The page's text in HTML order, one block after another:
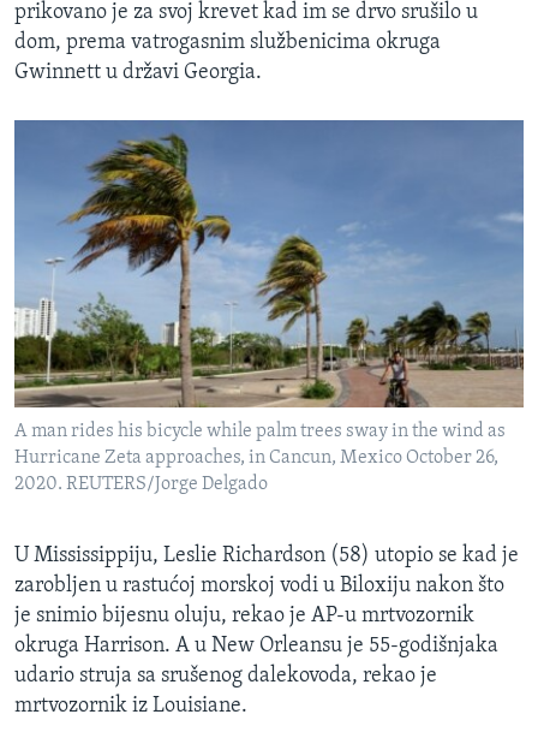
prikovano je za svoj krevet kad im se drvo srušilo u
dom, prema vatrogasnim službenicima okruga
Gwinnett u državi Georgia.
A man rides his bicycle while palm trees sway in the wind as
Hurricane Zeta approaches, in Cancun, Mexico October 26,
2020. REUTERS/Jorge Delgado
U Mississippiju, Leslie Richardson (58) utopio se kad je
zarobljen u rastućoj morskoj vodi u Biloxiju nakon što
je snimio bijesnu oluju, rekao je AP-u mrtvozornik
okruga Harrison. A u New Orleansu je 55-godišnjaka
udario struja sa srušenog dalekovoda, rekao je
mrtvozornik iz Louisiane.